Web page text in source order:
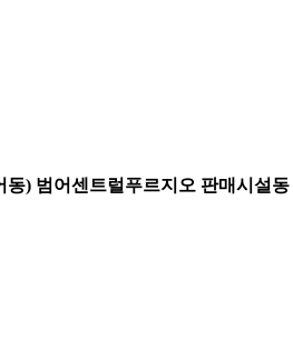
동) 범어센트럴푸르지오 판매시설동